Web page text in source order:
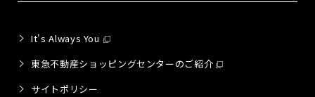
It's Always You
東急不動産ショッピングセンターのご紹介
サイトポリシー